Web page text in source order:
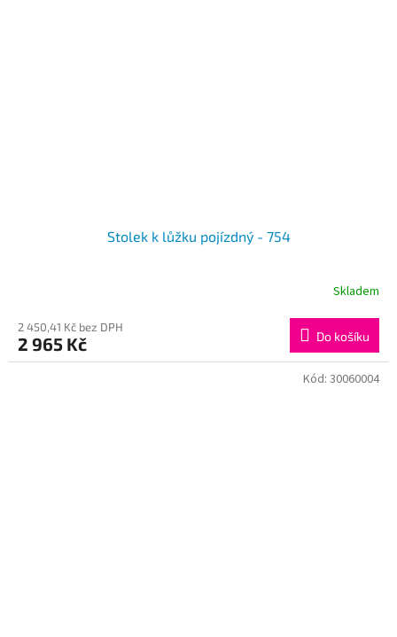
Stolek k lůžku pojízdný - 754
Skladem
2 450,41 Kč bez DPH
2 965 Kč Do košíku
Kód: 30060004